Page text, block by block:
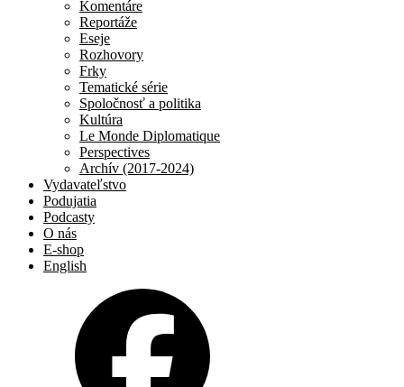
Komentáre
Reportáže
Eseje
Rozhovory
Frky
Tematické série
Spoločnosť a politika
Kultúra
Le Monde Diplomatique
Perspectives
Archív (2017-2024)
Vydavateľstvo
Podujatia
Podcasty
O nás
E-shop
English